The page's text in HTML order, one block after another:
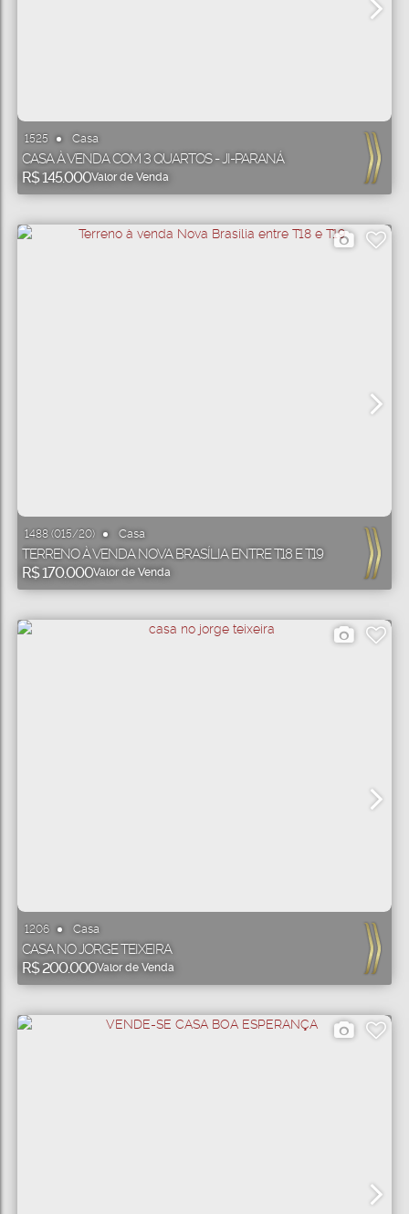
1525 Casa
R$145.000Valor de Venda
CASA À VENDA COM 3 QUARTOS - JI-PARANÁ
1488 (015/20) Casa
R$170.000Valor de Venda
TERRENO À VENDA NOVA BRASÍLIA ENTRE T18 E T19
1206 Casa
R$200.000Valor de Venda
CASA NO JORGE TEIXEIRA